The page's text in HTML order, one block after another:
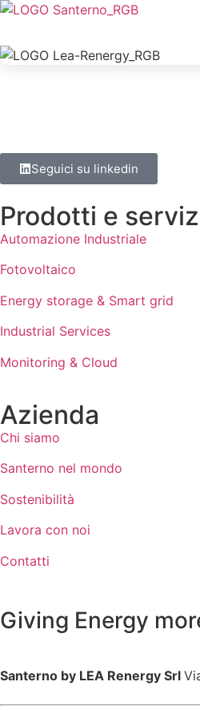
Seguici su linkedin
Prodotti e
Automazione Industriale
Fotovoltaico
Energy storage & Smart grid
Industrial Services
Monitoring & Cloud
Azienda
Chi siamo
Santerno nel mondo
Sostenibilità
Lavora con noi
Contatti
Giving Energy
Santerno by LEA Renergy Srl